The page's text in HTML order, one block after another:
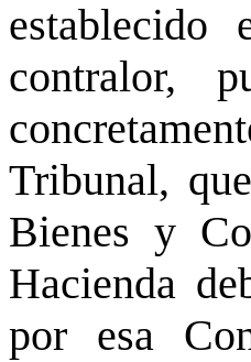
contralor,
Tribunal,
Bienes y
Hacienda
por esa